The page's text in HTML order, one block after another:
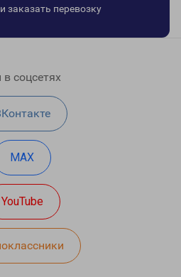
заказать перевозку
соцсетях
MAX
YouTube